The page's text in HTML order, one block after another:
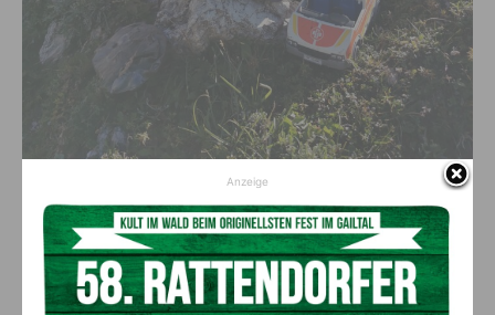
Jeder ist dazu eingeladen mitzumachen! (c)1 Piece Each Austria
Infos zur Veranstaltung:
www.facebook.com/1pieceeachaustria
Anzeige